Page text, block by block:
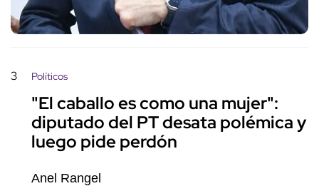
3 Políticos
"El caballo es como una mujer":
diputado del PT desata polémica y
luego pide perdón
Anel Rangel